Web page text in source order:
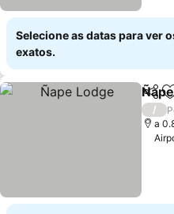
Selecione as datas para ver
exatos.
/
a